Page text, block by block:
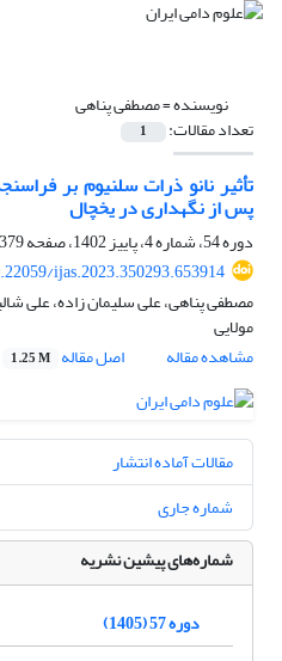
نویسنده =مصطفی پناهی
تعداد مقالات: 1
تأثیر نانو ذرات سلنیوم بر
پس از نگهداری در یخچال
دوره 54، شماره 4، پاییز 1402، صفحه
379-390
ijas.2023.350293.653914
مصطفی پناهی، علی سلیمان زاده، علی
مولایی
مشاهده مقاله
اصل مقاله 1.25 M
مقالات آماده انتشار
شماره جاری
شماره‌های پیشین نشریه
دوره 57 (1405)